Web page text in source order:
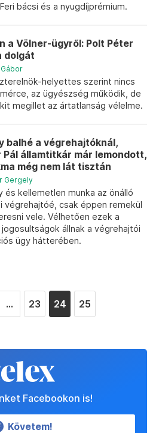
bácsi és a nyugdíjprémium.
a Völner-ügyről: Polt Péter
dolgát
helyettes szerint nincs
az ügyészség működik, de
megillet az ártatlanság vélelme.
balhé a végrehajtóknál,
Pál államtitkár már lemondott,
még nem lát tisztán
Gergely
és kellemetlen munka az önálló
végrehajtóé, csak éppen remekül
vele. Vélhetően ezek a
állnak a végrehajtói
ügy hátterében.
... 23 24 25
Facebookon is!
Követem!